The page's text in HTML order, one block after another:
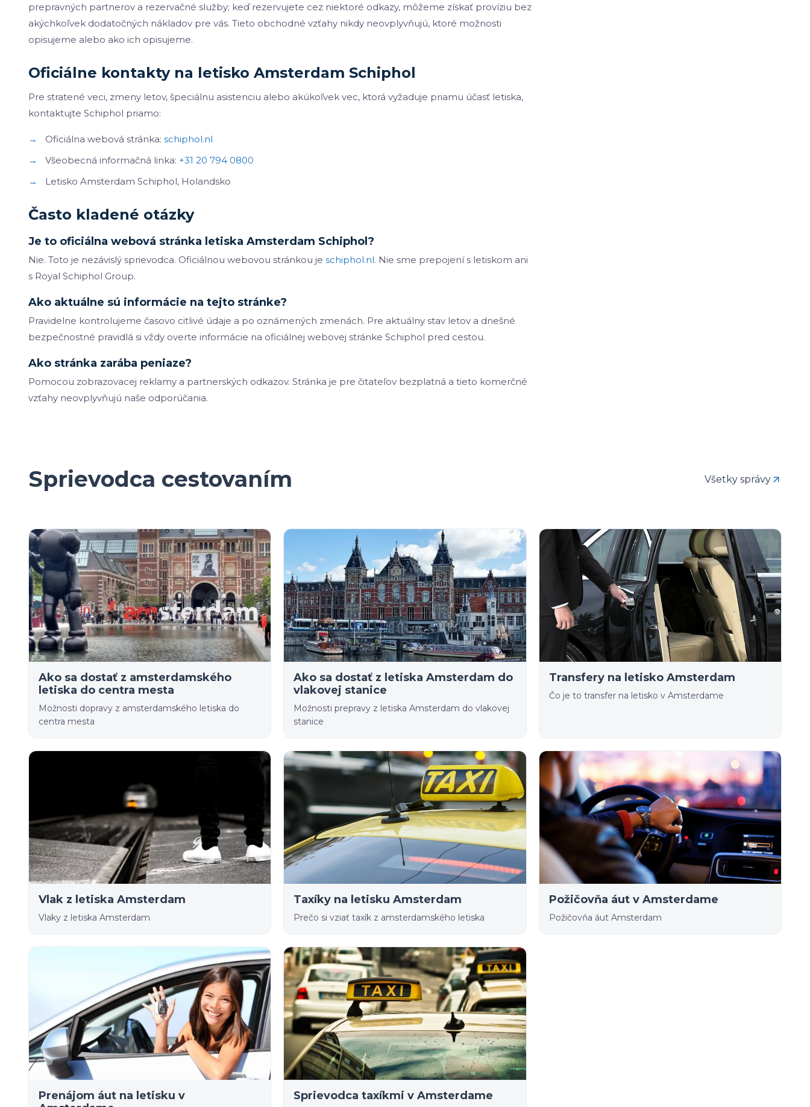
prepravných partnerov a rezervačné služby; keď rezervujete cez niektoré odkazy, môžeme získať províziu bez
akýchkoľvek dodatočných nákladov pre vás. Tieto obchodné vzťahy nikdy neovplyvňujú, ktoré možnosti
opisujeme alebo ako ich opisujeme.
Oficiálne kontakty na letisko Amsterdam Schiphol
Pre stratené veci, zmeny letov, špeciálnu asistenciu alebo akúkoľvek vec, ktorá vyžaduje priamu účasť letiska,
kontaktujte Schiphol priamo:
→ Oficiálna webová stránka: schiphol.nl
→
Všeobecná informačná linka: +31 20 794 0800
→
Letisko Amsterdam Schiphol, Holandsko
Často kladené otázky
Je to oficiálna webová stránka letiska Amsterdam Schiphol?
Nie. Toto je nezávislý sprievodca. Oficiálnou webovou stránkou je schiphol.nl. Nie sme prepojení s letiskom ani
s Royal Schiphol Group.
Ako aktuálne sú informácie na tejto stránke?
Pravidelne kontrolujeme časovo citlivé údaje a po oznámených zmenách. Pre aktuálny stav letov a dnešné
bezpečnostné pravidlá si vždy overte informácie na oficiálnej webovej stránke Schiphol pred cestou.
Ako stránka zarába peniaze?
Pomocou zobrazovacej reklamy a partnerských odkazov. Stránka je pre čitateľov bezplatná a tieto komerčné
vzťahy neovplyvňujú naše odporúčania.
Sprievodca cestovaním Všetky správy
Ako sa dostať z amsterdamského
letiska do centra mesta
Možnosti dopravy z amsterdamského letiska do
centra mesta
Ako sa dostať z letiska Amsterdam do
vlakovej stanice
Možnosti prepravy z letiska Amsterdam do vlakovej
stanice
Transfery na letisko Amsterdam
Čo je to transfer na letisko v Amsterdame
Vlak z letiska Amsterdam
Vlaky z letiska Amsterdam
Taxíky na letisku Amsterdam
Prečo si vziať taxík z amsterdamského letiska
Požičovňa áut v Amsterdame
Požičovňa áut Amsterdam
Prenájom áut na letisku v
Sprievodca taxíkmi v Amsterdame